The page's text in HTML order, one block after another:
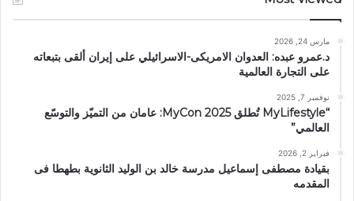
مارس 24, 2026
د.عمرو عبده: العدوان الامريكى-الاسرائيلي على إيران ألقى بتبعاته
على التجارة العالمية
نوفمبر 7, 2025
“MyLifestyle تُطلق MyCon 2025: عامان من التميّز والتوسّع
العالمي”
فبراير 2, 2026
بقيادة مصطفى إسماعيل مدرسة خالد بن الوليد الثانوية بطهطا فى
المقدمه